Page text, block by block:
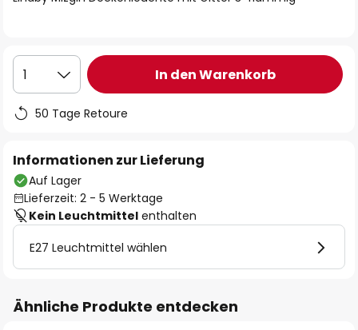
1 In den Warenkorb
50 Tage Retoure
Informationen zur Lieferung
Auf Lager
Lieferzeit: 2 - 5 Werktage
Kein Leuchtmittel enthalten
E27 Leuchtmittel wählen
Ähnliche Produkte entdecken